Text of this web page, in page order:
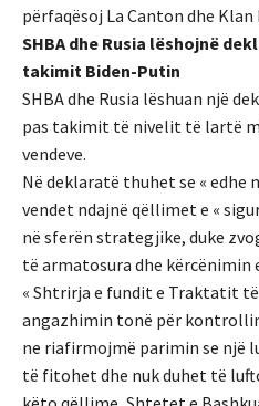
përfaqësoj La Canton dhe Klan
SHBA dhe Rusia lëshojnë
takimit Biden-Putin
SHBA dhe Rusia lëshuan një
pas takimit të nivelit të lartë
vendeve.
Në deklaratë thuhet se « edhe
vendet ndajnë qëllimet e «
në sferën strategjike, duke
të armatosura dhe kërcënimin
« Shtrirja e fundit e Traktatit
angazhimin tonë për
ne riafirmojmë parimin se një
të fitohet dhe nuk duhet të